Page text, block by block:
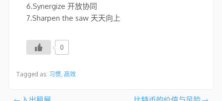
6.Synergize 开放协同
7.Sharpen the saw 天天向上
0
Tagged as: 习惯, 高效